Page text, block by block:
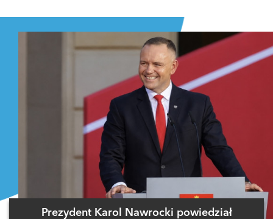
Prezydent Karol Nawrocki powiedział